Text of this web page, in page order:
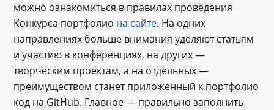
можно ознакомиться в правилах проведения
Конкурса портфолио на сайте. На одних
направлениях больше внимания уделяют статьям
и участию в конференциях, на других ―
творческим проектам, а на отдельных ―
преимуществом станет приложенный к портфолио
код на GitHub. Главное — правильно заполнить